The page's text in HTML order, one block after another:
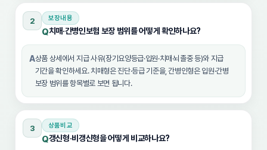
2 보장내용
Q치매·간병인보험 보장 범위를 어떻게 확인하나요?
A상품 상세에서 지급 사유(장기요양등급·입원·치매·뇌졸중 등)와 지급
기간을 확인하세요. 치매형은 진단·등급 기준을, 간병인형은 입원·간병
보장 범위를 항목별로 보면 됩니다.
3 상품비교
Q갱신형·비갱신형을 어떻게 비교하나요?